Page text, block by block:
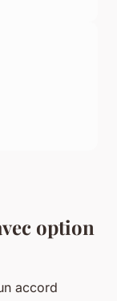
option
accord